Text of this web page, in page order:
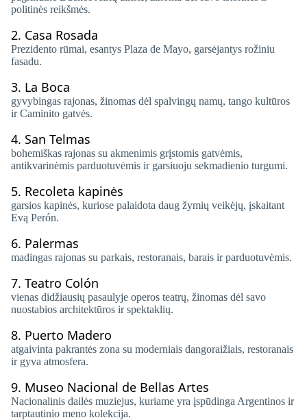
politinės reikšmės.
2. Casa Rosada
Prezidento rūmai, esantys Plaza de Mayo, garsėjantys rožiniu
fasadu.
3. La Boca
gyvybingas rajonas, žinomas dėl spalvingų namų, tango kultūros
ir Caminito gatvės.
4. San Telmas
bohemiškas rajonas su akmenimis grįstomis gatvėmis,
antikvarinėmis parduotuvėmis ir garsiuoju sekmadienio turgumi.
5. Recoleta kapinės
garsios kapinės, kuriose palaidota daug žymių veikėjų, įskaitant
Evą Perón.
6. Palermas
madingas rajonas su parkais, restoranais, barais ir parduotuvėmis.
7. Teatro Colón
vienas didžiausių pasaulyje operos teatrų, žinomas dėl savo
nuostabios architektūros ir spektaklių.
8. Puerto Madero
atgaivinta pakrantės zona su moderniais dangoraižiais, restoranais
ir gyva atmosfera.
9. Museo Nacional de Bellas Artes
Nacionalinis dailės muziejus, kuriame yra įspūdinga Argentinos ir
tarptautinio meno kolekcija.